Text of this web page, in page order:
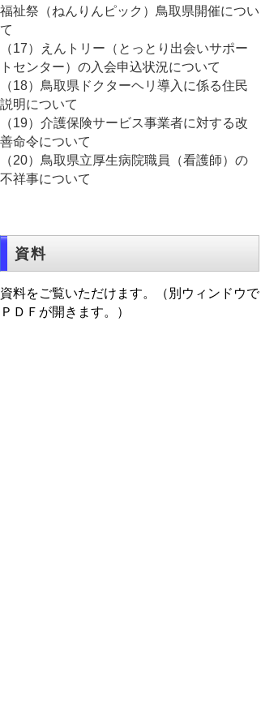
福祉祭（ねんりんピック）鳥取県開催につい
て
（17）えんトリー（とっとり出会いサポー
トセンター）の入会申込状況について
（18）鳥取県ドクターヘリ導入に係る住民
説明について
（19）介護保険サービス事業者に対する改
善命令について
（20）鳥取県立厚生病院職員（看護師）の
不祥事について
資料
資料をご覧いただけます。（別ウィンドウで
ＰＤＦが開きます。）